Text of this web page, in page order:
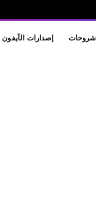
شروحات إصدارات الآيفون